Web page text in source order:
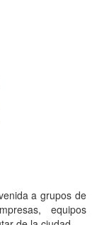
a grupos de
equipos